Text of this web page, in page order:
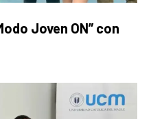
Joven ON” con